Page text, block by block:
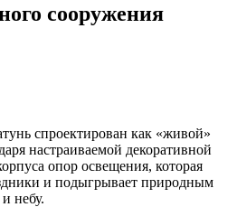
сооружения
спроектирован как «живой»
настраиваемой декоративной
опор освещения, которая
и подыгрывает природным
небу.